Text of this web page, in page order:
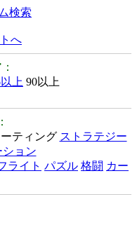
検索
へ
上 90以上
ティング ストラテジー
ション
ライト パズル 格闘 カー